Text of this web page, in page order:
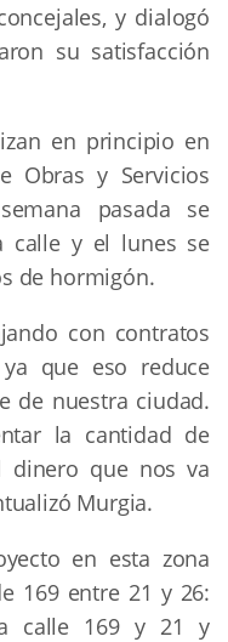
y dialogó
su satisfacción
en principio en
Obras y Servicios
pasada se
calle y el lunes se
de hormigón.
con contratos
que eso reduce
de nuestra ciudad.
la cantidad de
dinero que nos va
Murgia.
en esta zona
169 entre 21 y 26:
calle 169 y 21 y